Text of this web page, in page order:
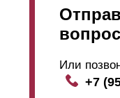
вопрос
Или
+7